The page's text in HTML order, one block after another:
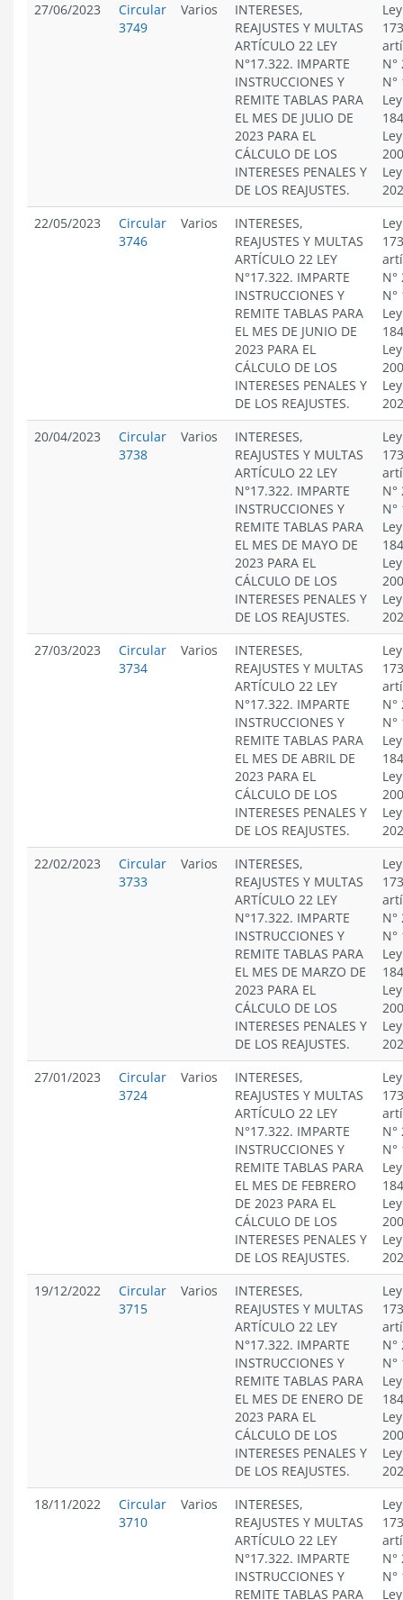
27/06/2023
Circular
3749
Varios
INTERESES,
REAJUSTES Y MULTAS
ARTÍCULO 22 LEY
N°17.322. IMPARTE
INSTRUCCIONES Y
REMITE TABLAS PARA
EL MES DE JULIO DE
2023 PARA EL
CÁLCULO DE LOS
INTERESES PENALES Y
DE LOS REAJUSTES.
N°
N°
22/05/2023
Circular
3746
Varios
INTERESES,
REAJUSTES Y MULTAS
ARTÍCULO 22 LEY
N°17.322. IMPARTE
INSTRUCCIONES Y
REMITE TABLAS PARA
EL MES DE JUNIO DE
2023 PARA EL
CÁLCULO DE LOS
INTERESES PENALES Y
DE LOS REAJUSTES.
N°
N°
20/04/2023
Circular
3738
Varios
INTERESES,
REAJUSTES Y MULTAS
ARTÍCULO 22 LEY
N°17.322. IMPARTE
INSTRUCCIONES Y
REMITE TABLAS PARA
EL MES DE MAYO DE
2023 PARA EL
CÁLCULO DE LOS
INTERESES PENALES Y
DE LOS REAJUSTES.
N°
N°
27/03/2023
Circular
3734
Varios
INTERESES,
REAJUSTES Y MULTAS
ARTÍCULO 22 LEY
N°17.322. IMPARTE
INSTRUCCIONES Y
REMITE TABLAS PARA
EL MES DE ABRIL DE
2023 PARA EL
CÁLCULO DE LOS
INTERESES PENALES Y
DE LOS REAJUSTES.
N°
N°
22/02/2023
Circular
3733
Varios
INTERESES,
REAJUSTES Y MULTAS
ARTÍCULO 22 LEY
N°17.322. IMPARTE
INSTRUCCIONES Y
REMITE TABLAS PARA
EL MES DE MARZO DE
2023 PARA EL
CÁLCULO DE LOS
INTERESES PENALES Y
DE LOS REAJUSTES.
N°
N°
27/01/2023
Circular
3724
Varios
INTERESES,
REAJUSTES Y MULTAS
ARTÍCULO 22 LEY
N°17.322. IMPARTE
INSTRUCCIONES Y
REMITE TABLAS PARA
EL MES DE FEBRERO
DE 2023 PARA EL
CÁLCULO DE LOS
INTERESES PENALES Y
DE LOS REAJUSTES.
N°
N°
19/12/2022
Circular
3715
Varios
INTERESES,
REAJUSTES Y MULTAS
ARTÍCULO 22 LEY
N°17.322. IMPARTE
INSTRUCCIONES Y
REMITE TABLAS PARA
EL MES DE ENERO DE
2023 PARA EL
CÁLCULO DE LOS
INTERESES PENALES Y
DE LOS REAJUSTES.
N°
N°
18/11/2022
Circular
3710
Varios
INTERESES,
REAJUSTES Y MULTAS
ARTÍCULO 22 LEY
N°17.322. IMPARTE
INSTRUCCIONES Y
REMITE TABLAS PARA
N°
N°